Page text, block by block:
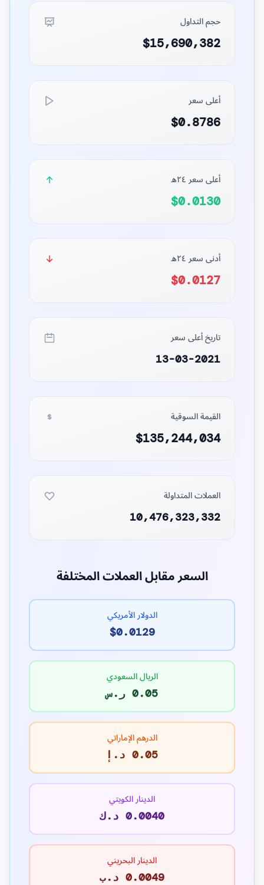
حجم التداول
$15,690,382
أعلى سعر
$0.8786
أعلى سعر ٢٤ه
$0.0130
أدنى سعر ٢٤ه
$0.0127
تاريخ أعلى سعر
13-03-2021
القيمة السوقية
$135,244,034
العملات المتداولة
10,476,323,332
السعر مقابل العملات المختلفة
الدولار الأمريكي
$0.0129
الريال السعودي
0.05 ر.س
الدرهم الإماراتي
0.05 د.إ
الدينار الكويتي
0.0040 د.ك
الدينار البحريني
0.0049 د.ب